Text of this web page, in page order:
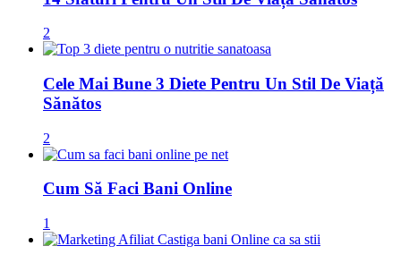
2
Cele Mai Bune 3 Diete Pentru Un Stil De Viață
Sănătos
2
Cum Să Faci Bani Online
1